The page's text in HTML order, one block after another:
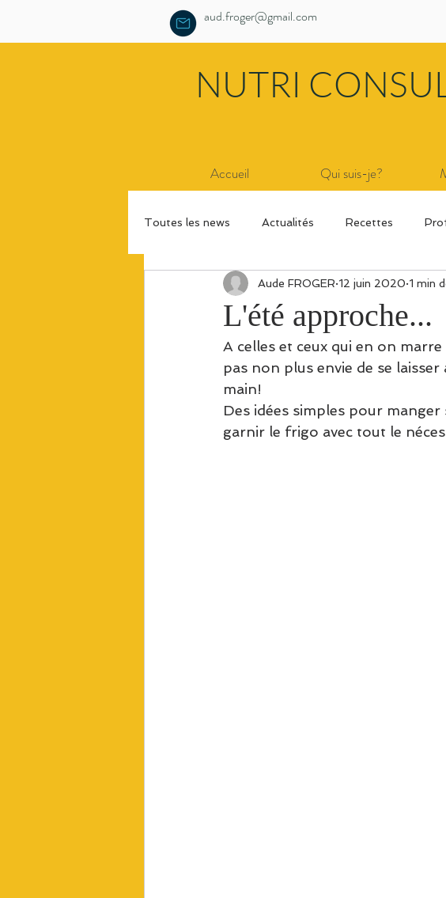
aud.froger@gmail.com
NUTRI
Accueil Qui suis-je?
Toutes les news Actualités Recettes
L'été approche...
Aude FROGER 12 juin 2020 1 min
A celles et ceux qui en on
pas non plus envie de se
main!
Des idées simples pour
garnir le frigo avec tout le